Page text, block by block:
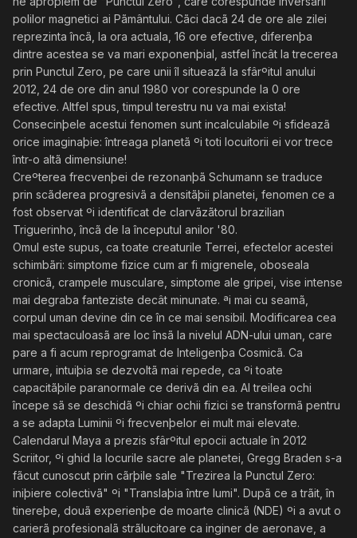
polilor magnetici ai Pãmântului. Cãci dacã 24 de ore ale zilei
reprezinta încã, la ora actuala, 16 ore efective, diferenþa
dintre acestea se va mari exponenþial, astfel încât la trecerea
prin Punctul Zero, pe care unii îl situeazã la sfârºitul anului
2012, 24 de ore din anul 1980 vor corespunde la 0 ore
efective. Altfel spus, timpul terestru nu va mai exista!
Consecinþele acestui fenomen sunt incalculabile ºi sfideazã
orice imaginaþie: întreaga planetã ºi toti locuitorii ei vor trece
într-o altã dimensiune!
Creºterea frecvenþei de rezonanþã Schumann se traduce
prin scãderea progresivã a densitãþii planetei, fenomen ce a
fost observat ºi identificat de clarvãzãtorul brazilian
Triguerinho, încã de la începutul anilor '80.
Omul este supus, ca toate creaturile Terrei, efectelor acestei
schimbãri: simptome fizice cum ar fi migrenele, oboseala
cronicã, crampele musculare, simptome ale gripei, vise intense
mai degraba fanteziste decât minunate. ªi mai cu seamã,
corpul uman devine din ce în ce mai sensibil. Modificarea cea
mai spectaculoasã are loc însã la nivelul ADN-ului uman, care
pare a fi acum reprogramat de Inteligenþa Cosmicã. Ca
urmare, intuiþia se dezvoltã mai repede, ca ºi toate
capacitãþile paranormale ce derivã din ea. Al treilea ochi
începe sã se deschidã ºi chiar ochii fizici se transformã pentru
a se adapta Luminii ºi frecvenþelor ei mult mai elevate.
Calendarul Maya a prezis sfârºitul epocii actuale în 2012
Scriitor, ºi ghid la locurile sacre ale planetei, Gregg Braden s-a
fãcut cunoscut prin cãrþile sale "Trezirea la Punctul Zero:
iniþiere colectivã" ºi "Translaþia între lumi". Dupã ce a trãit, în
tinereþe, douã experienþe de moarte clinicã (NDE) ºi a avut o
carierã profesionalã strãlucitoare ca inginer de aeronave, a